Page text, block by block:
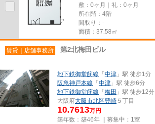
敷：0ヶ月｜礼：0ヶ月
所在階：4階
間取り：-
面積：37.58㎡
賃貸｜店舗事務所 第2北梅田ビル
地下鉄御堂筋線 「 中津 」駅 徒歩1分
阪急神戸本線 「 中津 」駅 徒歩6分
地下鉄御堂筋線 「 梅田 」駅 徒歩12分
大阪府大阪市北区豊崎 ５丁目
10.7613万円
築年数：築46年 ｜募集中： 1室